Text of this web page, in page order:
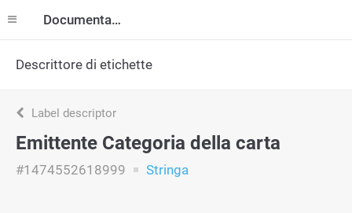
Documentazione
Descrittore di etichette
Label descriptor
Emittente Categoria della carta
#1474552618999 Stringa